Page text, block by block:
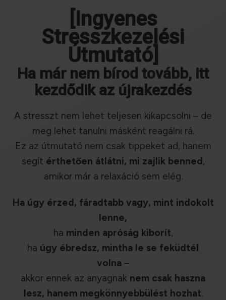
[Ingyenes
Stresszkezelési
Útmutató]
Ha már nem bírod tovább, itt
kezdődik az újrakezdés
A stresszt nem lehet teljesen kikapcsolni – de
meg lehet tanulni másként reagálni rá.
Ez az útmutató nem csak tippeket ad, hanem
segít érthetően átlátni, mi zajlik benned,
amikor már a relaxáció sem elég.
Ha úgy érzed, fáradtabb vagy, mint indokolt
lenne,
ha minden apróság kiborít,
ha úgy ébredsz, mintha le se feküdtél
volna –
akkor ennek az anyagnak nem csak haszna
lesz, hanem megkönnyebbülést hozhat.